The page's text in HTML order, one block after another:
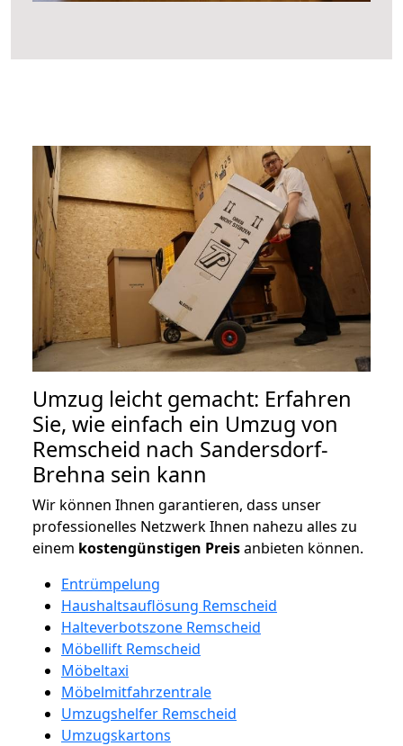
Umzug leicht gemacht: Erfahren
Sie, wie einfach ein Umzug von
Remscheid nach Sandersdorf-
Brehna sein kann
Wir können Ihnen garantieren, dass unser
professionelles Netzwerk Ihnen nahezu alles zu
einem kostengünstigen Preisanbieten können.
Entrümpelung
Haushaltsauflösung Remscheid
Halteverbotszone Remscheid
Möbellift Remscheid
Möbeltaxi
Möbelmitfahrzentrale
Umzugshelfer Remscheid
Umzugskartons